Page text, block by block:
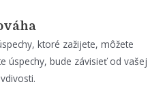
ktoré zažijete, môžete
úspechy, bude závisieť od vašej